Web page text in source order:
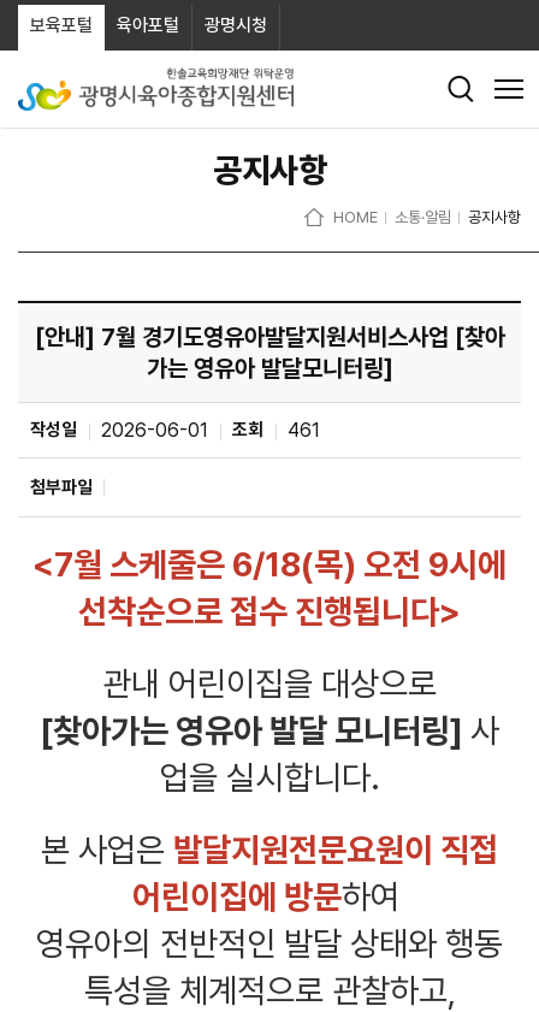
보육포털 육아포털 광명시청
공지사항
HOME 소통·알림 공지사항
[안내] 7월 경기도영유아발달지원서비스사업 [찾아
가는 영유아 발달모니터링]
작성일 2026-06-01 조회 461
첨부파일
<7월 스케줄은 6/18(목) 오전 9시에
선착순으로 접수 진행됩니다>
관내 어린이집을 대상으로
[찾아가는 영유아 발달 모니터링] 사
업을 실시합니다.
본 사업은 발달지원전문요원이 직접
어린이집에 방문하여
영유아의 전반적인 발달 상태와 행동
특성을 체계적으로 관찰하고,